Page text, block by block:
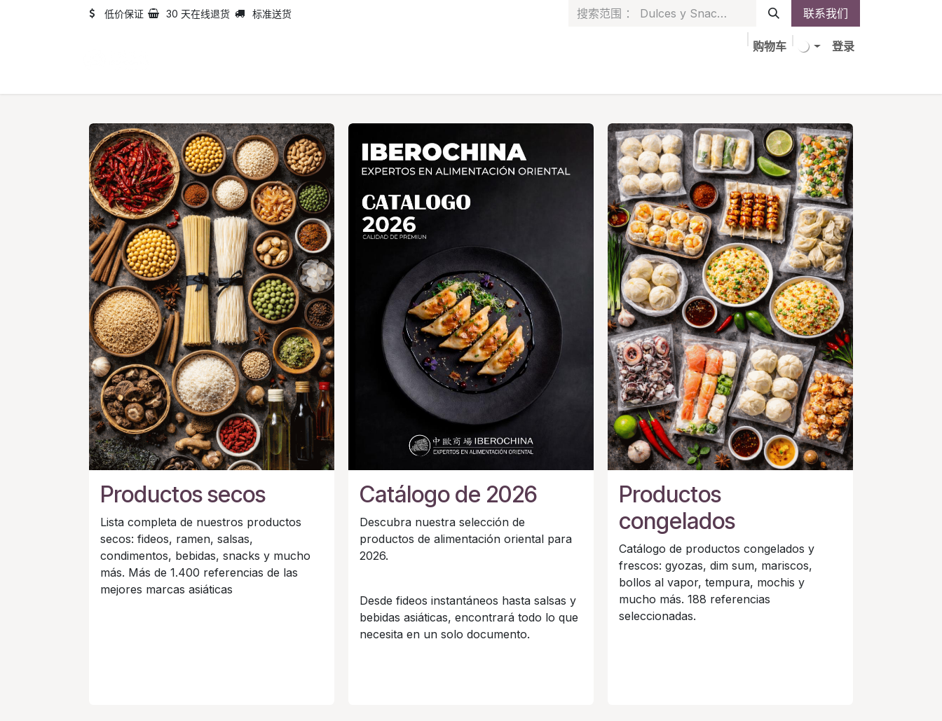
低价保证 30 天在线退货 标准送货 联系我们
购物车
登录
Productos
congelados
Catálogo de productos congelados y
frescos: gyozas, dim sum, mariscos,
bollos al vapor, tempura, mochis y
mucho más. 188 referencias
seleccionadas.
Catálogo de 2026
Descubra nuestra selección de
productos de alimentación oriental para
2026.
Desde fideos instantáneos hasta salsas y
bebidas asiáticas, encontrará todo lo que
necesita en un solo documento.
Productos secos
Lista completa de nuestros productos
secos: fideos, ramen, salsas,
condimentos, bebidas, snacks y mucho
más. Más de 1.400 referencias de las
mejores marcas asiáticas